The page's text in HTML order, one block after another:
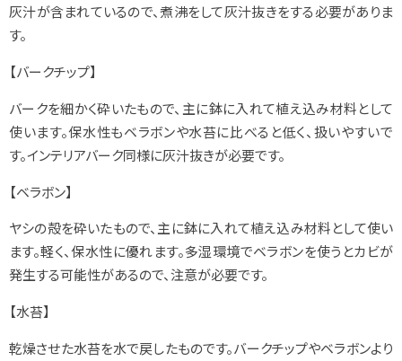
灰汁が含まれているので、煮沸をして灰汁抜きをする必要がありま
す。
【バークチップ】
バークを細かく砕いたもので、主に鉢に入れて植え込み材料として
使います。保水性もベラボンや水苔に比べると低く、扱いやすいで
す。インテリアバーク同様に灰汁抜きが必要です。
【ベラボン】
ヤシの殻を砕いたもので、主に鉢に入れて植え込み材料として使い
ます。軽く、保水性に優れます。多湿環境でベラボンを使うとカビが
発生する可能性があるので、注意が必要です。
【水苔】
乾燥させた水苔を水で戻したものです。バークチップやベラボンより